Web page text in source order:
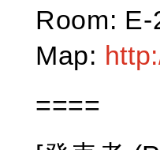
Room:
Map:
====